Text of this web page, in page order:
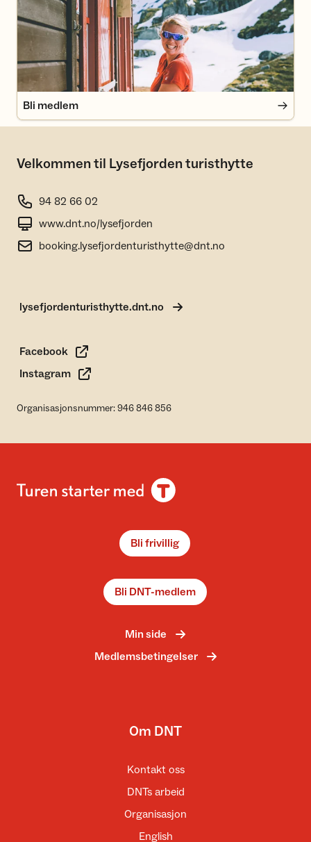
Bli medlem
Velkommen til Lysefjorden turisthytte
94 82 66 02
www.dnt.no/lysefjorden
booking.lysefjordenturisthytte@dnt.no
lysefjordenturisthytte.dnt.no
Facebook
Instagram
Organisasjonsnummer: 946 846 856
Bli frivillig
Bli DNT-medlem
Min side
Medlemsbetingelser
Om DNT
Kontakt oss
DNTs arbeid
Organisasjon
English